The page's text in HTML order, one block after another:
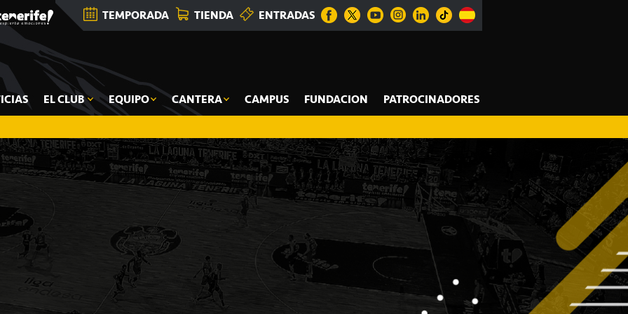
TEMPORADA TIENDA ENTRADAS
EL CLUB EQUIPO CANTERA CAMPUS FUNDACION PATROCINADORES